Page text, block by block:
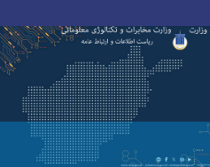
Skip
to
content